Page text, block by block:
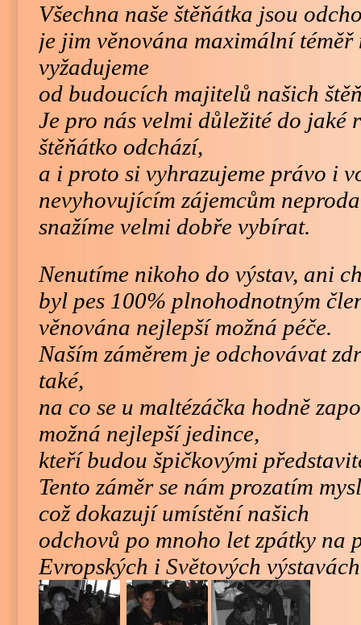
Všechna naše štěňátka jsou
je jim věnována maximální téměř
vyžadujeme
od budoucích majitelů našich
Je pro nás velmi důležité do jaké
štěňátko odchází,
a i proto si vyhrazujeme právo i
nevyhovujícím zájemcům
snažíme velmi dobře vybírat.
Nenutíme nikoho do výstav, ani
byl pes 100% plnohodnotným
věnována nejlepší možná péče.
Naším záměrem je odchovávat
také,
na co se u maltézáčka hodně
možná nejlepší jedince,
kteří budou špičkovými
Tento záměr se nám prozatím
což dokazují umístění našich
odchovů po mnoho let zpátky na
Evropských i Světových